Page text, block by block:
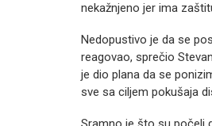
nekažnjeno jer ima
Nedopustivo je da se
reagovao, sprečio
je dio plana da se
sve sa ciljem pokušaja